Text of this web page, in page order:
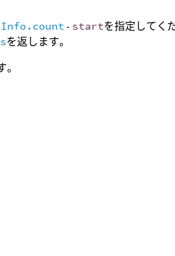
- startを指定してく
を返します。